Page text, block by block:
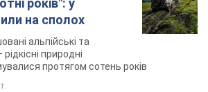
років": у
на сполох
альпійські та
природні
протягом сотень років